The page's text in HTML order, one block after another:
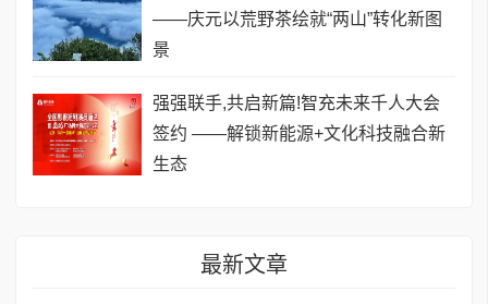
——庆元以荒野茶绘就“两山”转化新图
景
强强联手,共启新篇!智充未来千人大会
签约 ——解锁新能源+文化科技融合新
生态
最新文章